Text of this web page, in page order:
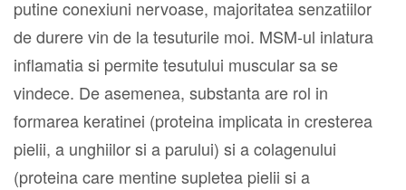
putine conexiuni nervoase, majoritatea senzatiilor
de durere vin de la tesuturile moi. MSM-ul inlatura
inflamatia si permite tesutului muscular sa se
vindece. De asemenea, substanta are rol in
formarea keratinei (proteina implicata in cresterea
pielii, a unghiilor si a parului) si a colagenului
(proteina care mentine supletea pielii si a